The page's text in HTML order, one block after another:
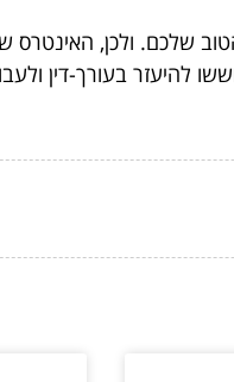
שלכם. ולכן,
להיעזר בעורך-דין